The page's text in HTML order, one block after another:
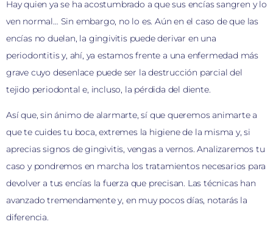
Hay quien ya se ha acostumbrado a que sus encías sangren y lo
ven normal… Sin embargo, no lo es. Aún en el caso de que las
encías no duelan, la gingivitis puede derivar en una
periodontitis y, ahí, ya estamos frente a una enfermedad más
grave cuyo desenlace puede ser la destrucción parcial del
tejido periodontal e, incluso, la pérdida del diente.
Así que, sin ánimo de alarmarte, sí que queremos animarte a
que te cuides tu boca, extremes la higiene de la misma y, si
aprecias signos de gingivitis, vengas a vernos. Analizaremos tu
caso y pondremos en marcha los tratamientos necesarios para
devolver a tus encías la fuerza que precisan. Las técnicas han
avanzado tremendamente y, en muy pocos días, notarás la
diferencia.